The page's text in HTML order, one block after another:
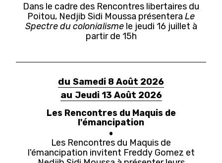
Dans le cadre des Rencontres libertaires du
Poitou, Nedjib Sidi Moussa présentera Le
Spectre du colonialismele jeudi 16 juillet à
partir de 15h
du Samedi 8 Août 2026
au Jeudi 13 Août 2026
Les Rencontres du Maquis de
l'émancipation
Les Rencontres du Maquis de
l'émancipation invitent Freddy Gomez et